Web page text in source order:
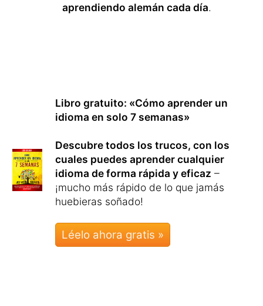
aprendiendo alemán cada día.
Libro gratuito: «Cómo aprender un
idioma en solo 7 semanas»
Descubre todos los trucos, con los
cuales puedes aprender cualquier
idioma de forma rápida y eficaz –
¡mucho más rápido de lo que jamás
huebieras soñado!
Léelo ahora gratis »